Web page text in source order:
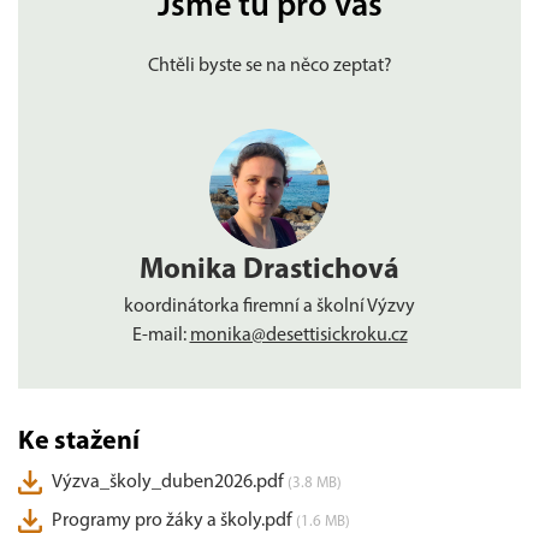
Jsme tu pro vás
Chtěli byste se na něco zeptat?
Monika Drastichová
koordinátorka firemní a školní Výzvy
E-mail: monika@desettisickroku.cz
Ke stažení
Výzva_školy_duben2026.pdf (3.8 MB)
Programy pro žáky a školy.pdf (1.6 MB)